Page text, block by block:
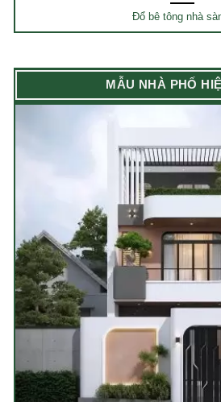
Đổ bê tông nhà
MẪU NHÀ PHỐ